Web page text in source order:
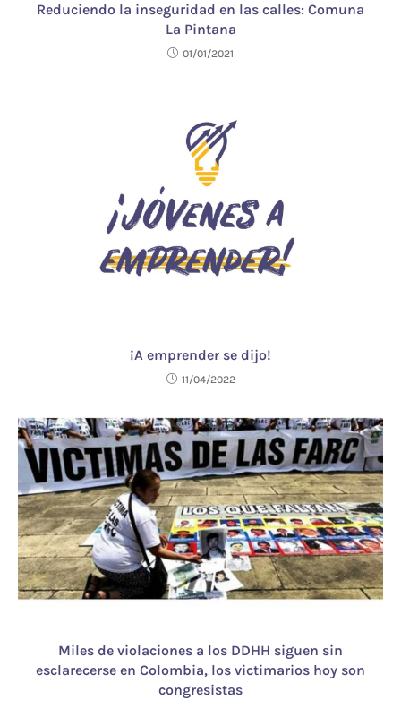
Reduciendo la inseguridad en las calles: Comuna
La Pintana
01/01/2021
¡A emprender se dijo!
11/04/2022
Miles de violaciones a los DDHH siguen sin
esclarecerse en Colombia, los victimarios hoy son
congresistas